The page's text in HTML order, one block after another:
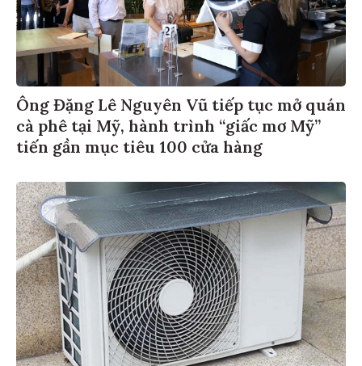
Ông Đặng Lê Nguyên Vũ tiếp tục mở quán
cà phê tại Mỹ, hành trình “giấc mơ Mỹ”
tiến gần mục tiêu 100 cửa hàng